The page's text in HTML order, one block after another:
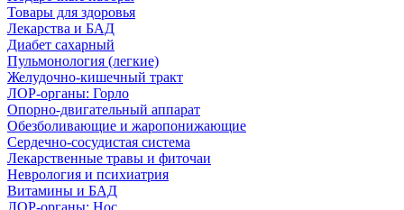
Товары для здоровья
Лекарства и БАД
Диабет сахарный
Пульмонология (легкие)
Желудочно-кишечный тракт
ЛОР-органы: Горло
Опорно-двигательный аппарат
Обезболивающие и жаропонижающие
Сердечно-сосудистая система
Лекарственные травы и фиточаи
Неврология и психиатрия
Витамины и БАД
ЛОР-органы: Нос